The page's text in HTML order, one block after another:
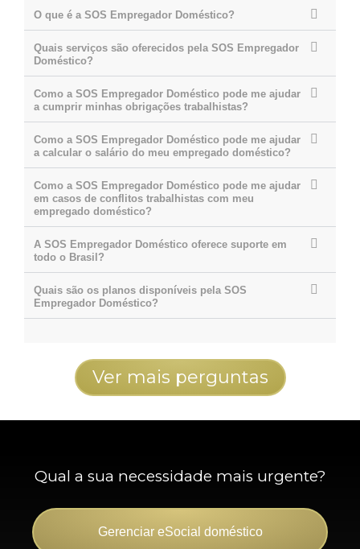
O que é a SOS Empregador Doméstico?
Quais serviços são oferecidos pela SOS Empregador
Doméstico?
Como a SOS Empregador Doméstico pode me ajudar
a cumprir minhas obrigações trabalhistas?
Como a SOS Empregador Doméstico pode me ajudar
a calcular o salário do meu empregado doméstico?
Como a SOS Empregador Doméstico pode me ajudar
em casos de conflitos trabalhistas com meu
empregado doméstico?
A SOS Empregador Doméstico oferece suporte em
todo o Brasil?
Quais são os planos disponíveis pela SOS
Empregador Doméstico?
Ver mais perguntas
Qual a sua necessidade mais urgente?
Gerenciar eSocial doméstico